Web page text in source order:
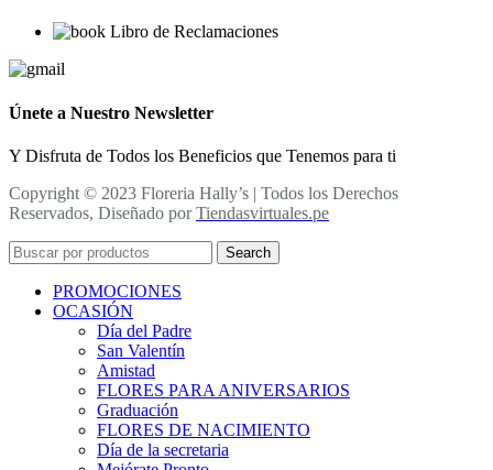
Libro de Reclamaciones
Únete a Nuestro Newsletter
Y Disfruta de Todos los Beneficios que Tenemos para ti
Copyright © 2023 Floreria Hally’s | Todos los Derechos
Reservados, Diseñado porTiendasvirtuales.pe
Search
PROMOCIONES
OCASIÓN
Día del Padre
San Valentín
Amistad
FLORES PARA ANIVERSARIOS
Graduación
FLORES DE NACIMIENTO
Día de la secretaria